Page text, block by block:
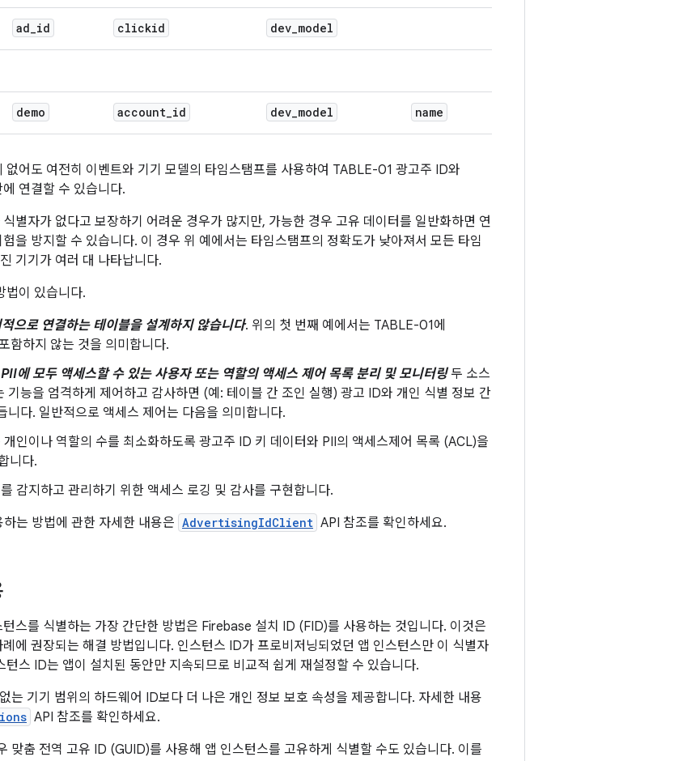
ad_id clickid dev_model
demo account_id dev_model name
없어도 여전히 이벤트와 기기 모델의 타임스탬프를 사용하여 TABLE-01 광고주 ID와
연결할 수 있습니다.
별자가 없다고 보장하기 어려운 경우가 많지만, 가능한 경우 고유 데이터를 일반화하면 연
을 방지할 수 있습니다. 이 경우 위 예에서는 타임스탬프의 정확도가 낮아져서 모든 타임
기기가 여러 대 나타납니다.
법이 있습니다.
으로 연결하는 테이블을 설계하지 않습니다. 위의 첫 번째 예에서는 TABLE-01에
함하지 않는 것을 의미합니다.
에 모두 액세스할 수 있는 사용자 또는 역할의 액세스 제어 목록 분리 및 모니터링두 소스
기능을 엄격하게 제어하고 감사하면 (예: 테이블 간 조인 실행) 광고 ID와 개인 식별 정보 간
니다. 일반적으로 액세스 제어는 다음을 의미합니다.
인이나 역할의 수를 최소화하도록 광고주 ID 키 데이터와 PII의 액세스제어 목록 (ACL)을
니다.
감지하고 관리하기 위한 액세스 로깅 및 감사를 구현합니다.
는 방법에 관한 자세한 내용은 AdvertisingIdClient API 참조를 확인하세요.
스를 식별하는 가장 간단한 방법은 Firebase 설치 ID (FID)를 사용하는 것입니다. 이것은
에 권장되는 해결 방법입니다. 인스턴스 ID가 프로비저닝되었던 앱 인스턴스만 이 식별자
턴스 ID는 앱이 설치된 동안만 지속되므로 비교적 쉽게 재설정할 수 있습니다.
는 기기 범위의 하드웨어 ID보다 더 나은 개인 정보 보호 속성을 제공합니다. 자세한 내용
API 참조를 확인하세요.
맞춤 전역 고유 ID (GUID)를 사용해 앱 인스턴스를 고유하게 식별할 수도 있습니다. 이를